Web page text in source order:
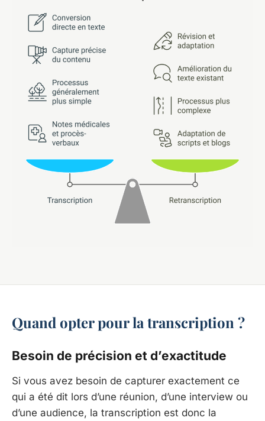
Quand opter pour la transcription ?
Besoin de précision et d’exactitude
Si vous avez besoin de capturer exactement ce
qui a été dit lors d’une réunion, d’une interview ou
d’une audience, la transcription est donc la